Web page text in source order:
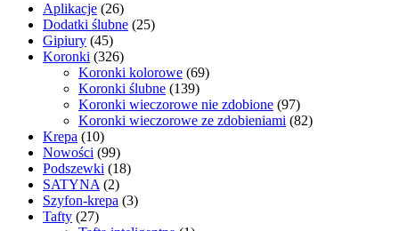
Aplikacje (26)
Dodatki ślubne (25)
Gipiury (45)
Koronki (326)
Koronki kolorowe (69)
Koronki ślubne (139)
Koronki wieczorowe nie zdobione (97)
Koronki wieczorowe ze zdobieniami (82)
Krepa (10)
Nowości (99)
Podszewki (18)
SATYNA (2)
Szyfon-krepa (3)
Tafty (27)